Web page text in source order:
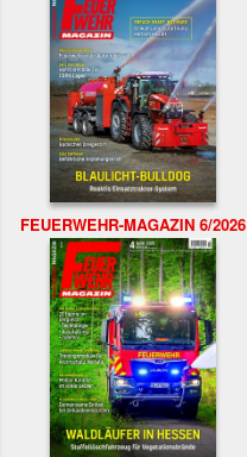
FEUERWEHR-MAGAZIN 6/2026